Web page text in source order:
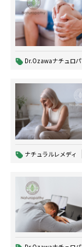
Dr.Ozawaナチュロ
ナチュラルレメディ